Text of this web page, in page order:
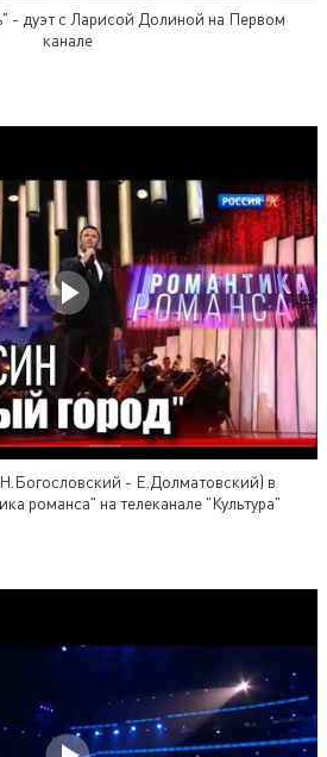
- дуэт с Ларисой Долиной на Первом
канале
- Е.Долматовский) в
романса" на телеканале "Культура"